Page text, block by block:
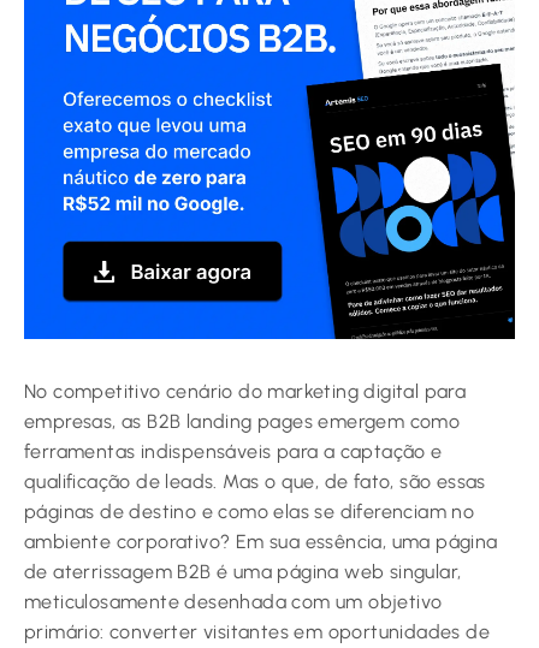
No competitivo cenário do marketing digital para
empresas, as B2B landing pages emergem como
ferramentas indispensáveis para a captação e
qualificação de leads. Mas o que, de fato, são essas
páginas de destino e como elas se diferenciam no
ambiente corporativo? Em sua essência, uma página
de aterrissagem B2B é uma página web singular,
meticulosamente desenhada com um objetivo
primário: converter visitantes em oportunidades de